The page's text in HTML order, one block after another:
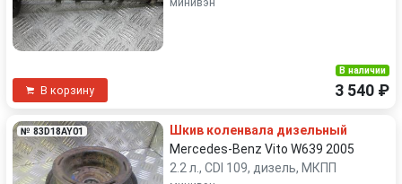
В корзину
В наличии
3 540 ₽
№ 83D18AY01
Шкив коленвала дизельный
Mercedes-Benz Vito W639 2005
2.2 л., CDI 109, дизель, МКПП